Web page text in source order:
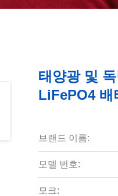
태양광 및
LiFePO4 배
브랜드 이름:
모델 번호:
모크: